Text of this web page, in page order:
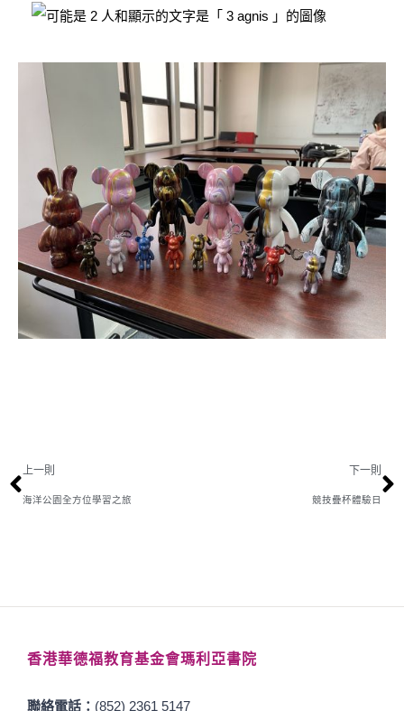
上一則
海洋公園全方位學習之旅
下一則
競技疊杯體驗日
香港華德福教育基金會瑪利亞書院
聯絡電話： (852) 2361 5147